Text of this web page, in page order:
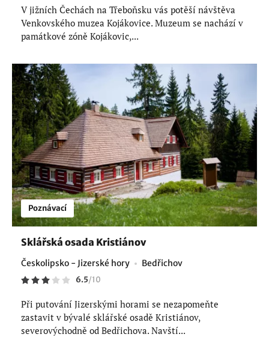
V jižních Čechách na Třeboňsku vás potěší návštěva
Venkovského muzea Kojákovice. Muzeum se nachází v
památkové zóně Kojákovic,...
Poznávací
Sklářská osada Kristiánov
Českolipsko - Jizerské hory Bedřichov
6.5/10
Při putování Jizerskými horami se nezapomeňte
zastavit v bývalé sklářské osadě Kristiánov,
severovýchodně od Bedřichova. Navští...